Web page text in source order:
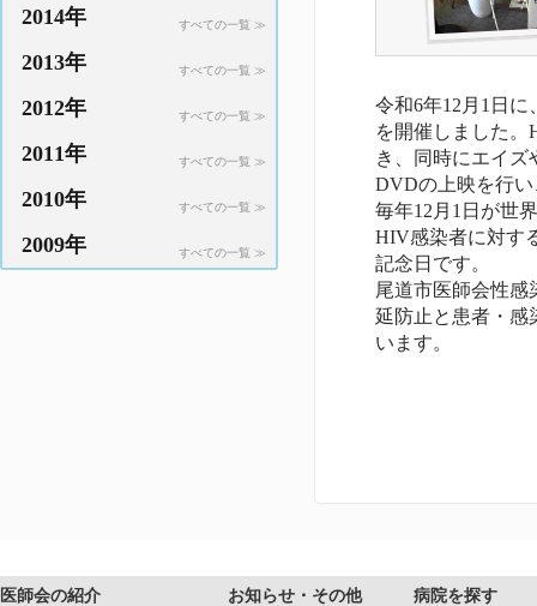
令和6年12月1日
を開催しました
き、同時にエイ
DVDの上映を行
毎年12月1日が世
HIV感染者に対す
記念日です。
尾道市医師会性
延防止と患者・感
います。
2014年 すべての一覧 ≫
2013年 すべての一覧 ≫
2012年 すべての一覧 ≫
2011年 すべての一覧 ≫
2010年 すべての一覧 ≫
2009年 すべての一覧 ≫
医師会の紹介 お知らせ・その他 病院を探す